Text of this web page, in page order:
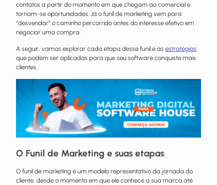
contatos a partir do momento em que chegam ao comercial e
tornam-se oportunidades. Já o funil de marketing vem para
“desvendar” o caminho percorrido antes do interesse efetivo em
negociar uma compra.
A seguir, vamos explorar cada etapa desse funil e as estratégias
que podem ser aplicadas para que seu software conquiste mais
clientes.
O Funil de Marketing e suas etapas
O funil de marketing é um modelo representativo da jornada do
cliente, desde o momento em que ele conhece a sua marca até